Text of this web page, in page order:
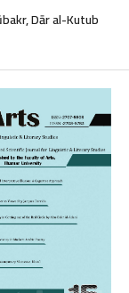
Dār al-Kutub